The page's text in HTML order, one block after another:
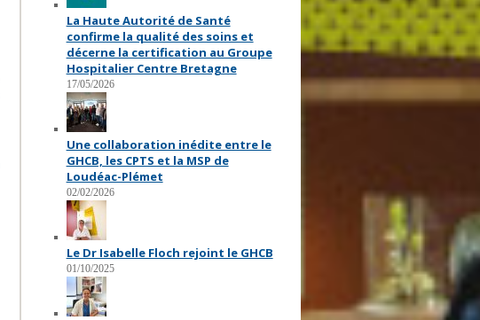
La Haute Autorité de Santé
confirme la qualité des soins et
décerne la certification au Groupe
Hospitalier Centre Bretagne
17/05/2026
Une collaboration inédite entre le
GHCB, les CPTS et la MSP de
Loudéac-Plémet
02/02/2026
Le Dr Isabelle Floch rejoint le GHCB
01/10/2025